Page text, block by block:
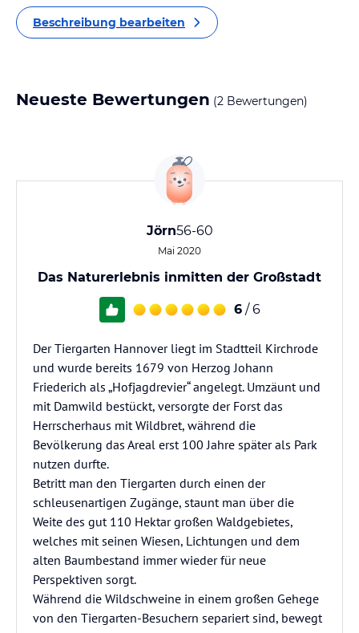
Beschreibung bearbeiten
Neueste Bewertungen (2 Bewertungen)
Jörn56-60
Mai 2020
Das Naturerlebnis inmitten der Großstadt
6 / 6
Der Tiergarten Hannover liegt im Stadtteil Kirchrode
und wurde bereits 1679 von Herzog Johann
Friederich als „Hofjagdrevier“ angelegt. Umzäunt und
mit Damwild bestückt, versorgte der Forst das
Herrscherhaus mit Wildbret, während die
Bevölkerung das Areal erst 100 Jahre später als Park
nutzen durfte.
Betritt man den Tiergarten durch einen der
schleusenartigen Zugänge, staunt man über die
Weite des gut 110 Hektar großen Waldgebietes,
welches mit seinen Wiesen, Lichtungen und dem
alten Baumbestand immer wieder für neue
Perspektiven sorgt.
Während die Wildschweine in einem großen Gehege
von den Tiergarten-Besuchern separiert sind, bewegt